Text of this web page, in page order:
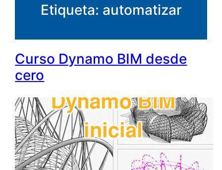
Etiqueta: automatizar
Curso Dynamo BIM desde
cero